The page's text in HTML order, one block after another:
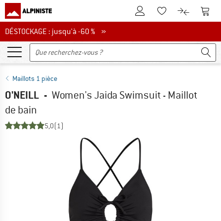
Vers le compte client
Vers la liste
Vers le
DÉSTOCKAGE : jusqu'à -60 %
DÉSTOCKAGE : jusqu'à -60 % »
Maillots 1 pièce
O'NEILL - Women's Jaida Swimsuit - Maillot
de bain
5,0(1)